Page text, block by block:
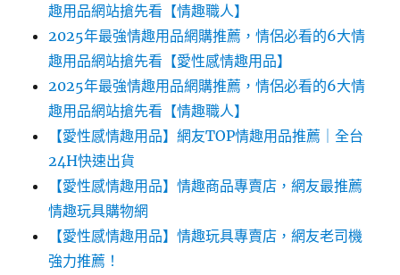
趣用品網站搶先看【情趣職人】
2025年最強情趣用品網購推薦，情侶必看的6大情
趣用品網站搶先看【愛性感情趣用品】
2025年最強情趣用品網購推薦，情侶必看的6大情
趣用品網站搶先看【情趣職人】
【愛性感情趣用品】網友TOP情趣用品推薦｜全台
24H快速出貨
【愛性感情趣用品】情趣商品專賣店，網友最推薦
情趣玩具購物網
【愛性感情趣用品】情趣玩具專賣店，網友老司機
強力推薦！